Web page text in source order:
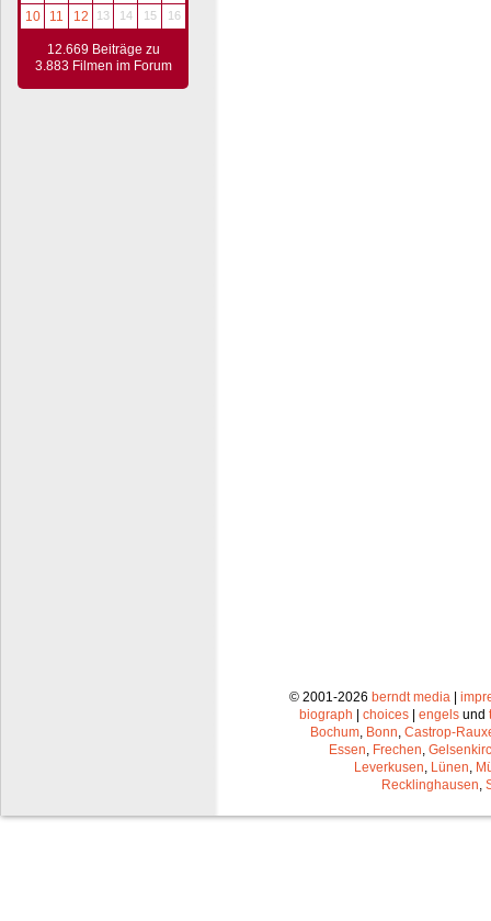
10
11 12 13 14 15 16
12.669 Beiträge zu
3.883 Filmen im Forum
© 2001-2026 berndt media |
biograph | choices | engels und
Bochum Bonn Castrop-
Essen Frechen
Leverkusen Lünen
Recklinghausen